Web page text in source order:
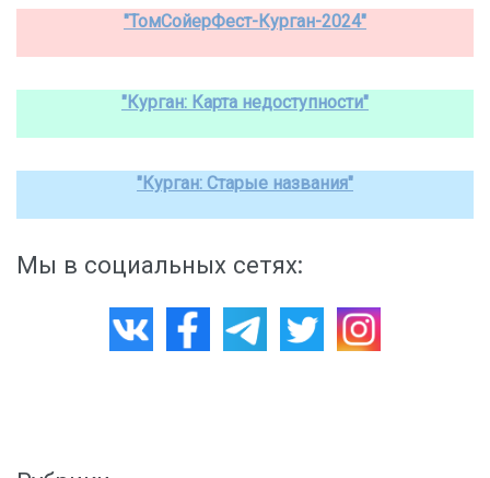
"ТомСойерФест-Курган-2024"
"Курган: Карта недоступности"
"Курган: Старые названия"
Мы в социальных сетях: